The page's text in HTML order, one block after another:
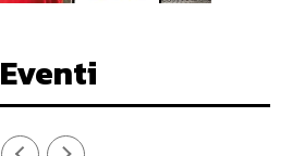
Eventi